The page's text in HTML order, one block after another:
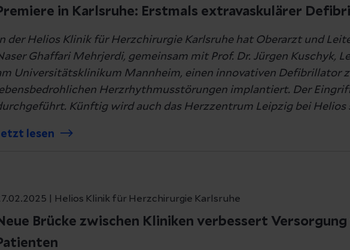
eingesetzt. Cookies sind kleine Dateien, die auf Ihrem Datenträger
und Daten zum Austausch mit unserem System über Ihren Browser
in Karlsruhe: Erstmals extravaskulärer
der Helios Klinik für Herzchirurgie Karlsruhe hat Oberarzt und
Ghaffari Mehrjerdi, gemeinsam mit Prof. Dr. Jürgen Kuschyk,
Universitätsklinikum Mannheim, einen innovativen Defibrillator
Herzrhythmusstörungen implantiert. Der
Künftig wird auch das Herzzentrum Leipzig bei Helios
lesen
| Helios Klinik für Herzchirurgie Karlsruhe
Brücke zwischen Kliniken verbessert